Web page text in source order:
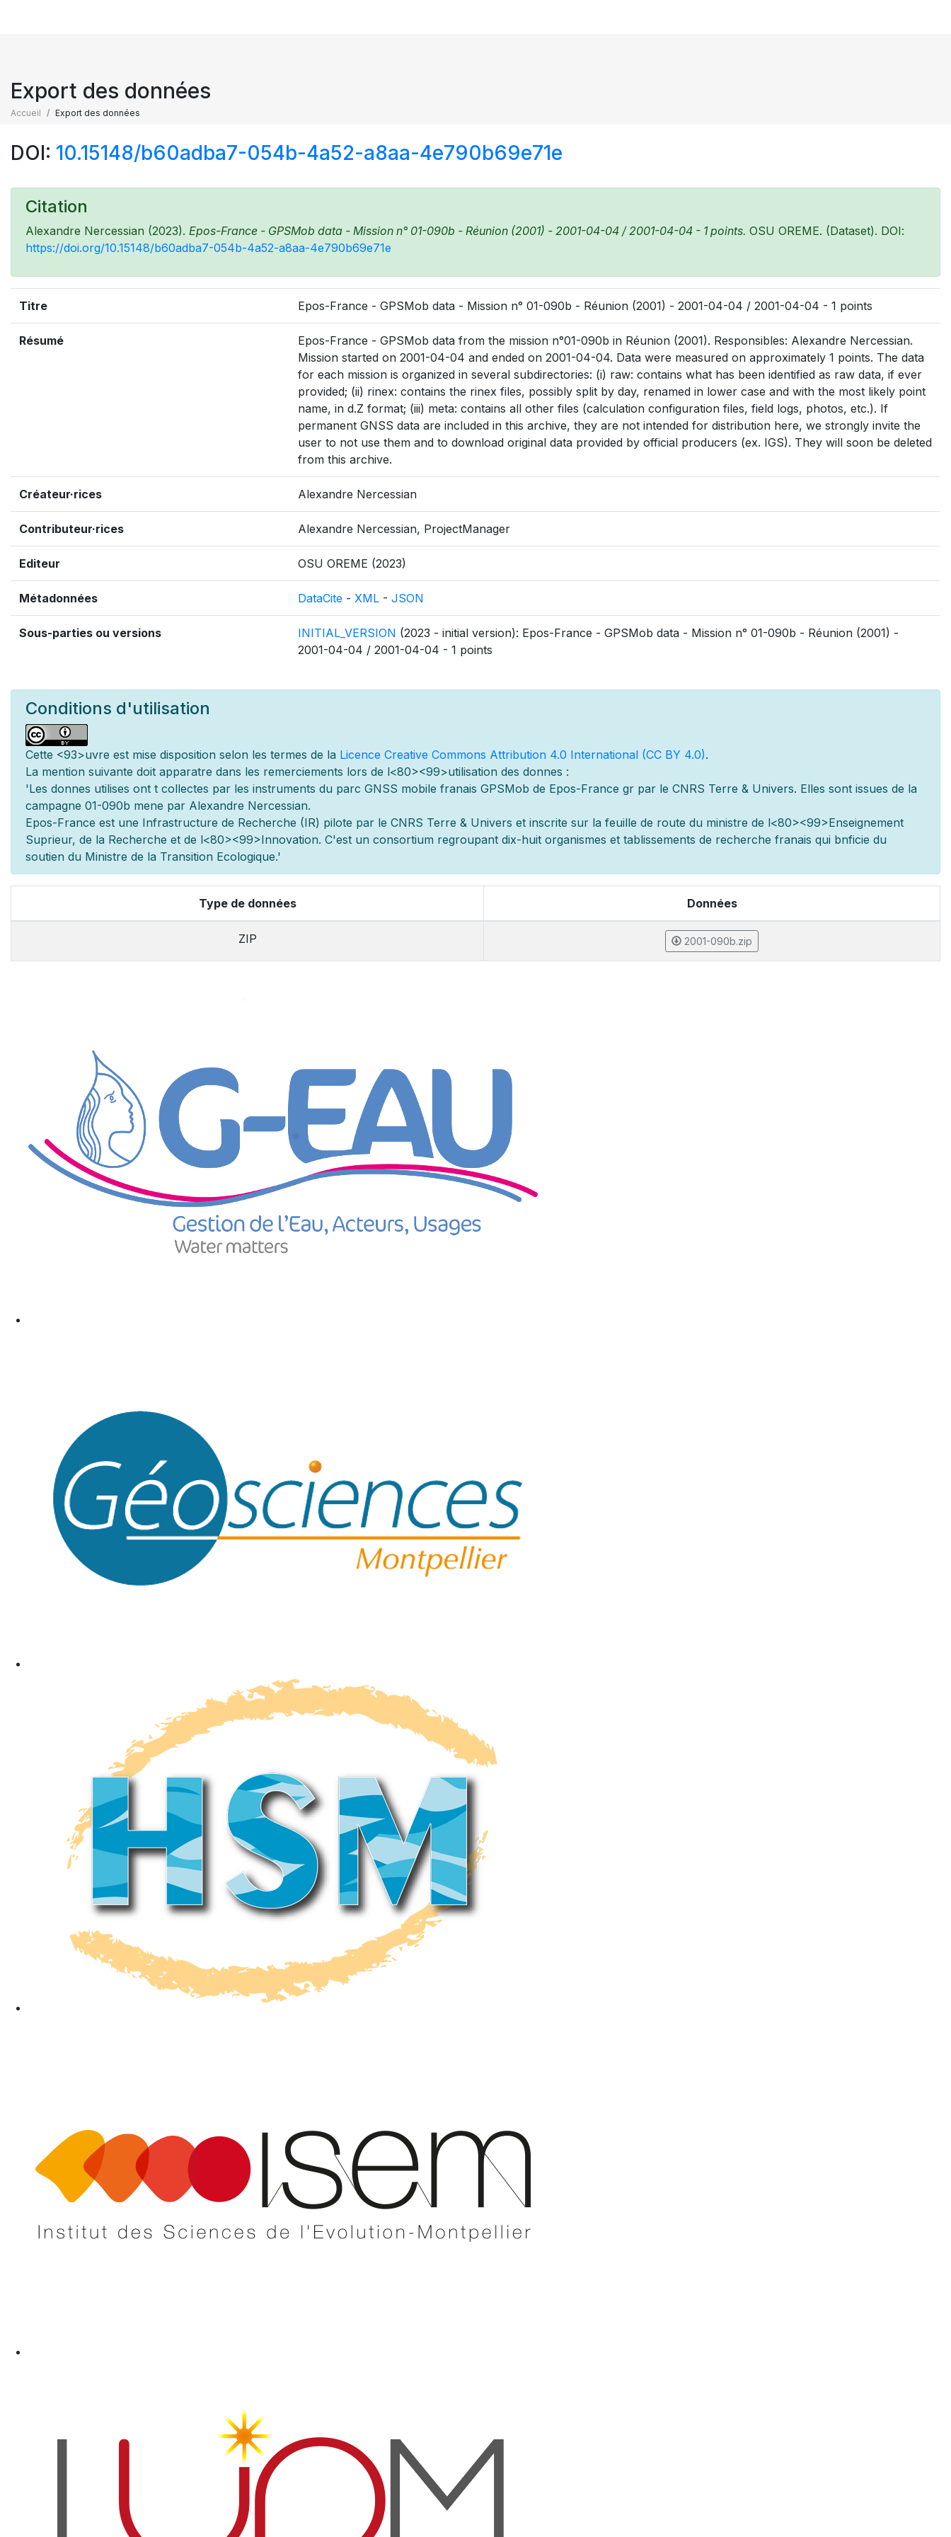
Export des données
Accueil Export des données
DOI: 10.15148/b60adba7-054b-4a52-a8aa-4e790b69e71e
Citation
Alexandre Nercessian (2023). Epos-France - GPSMob data - Mission n° 01-090b - Réunion (2001) - 2001-04-04 / 2001-04-04 - 1 points. OSU OREME. (Dataset). DOI:
https://doi.org/10.15148/b60adba7-054b-4a52-a8aa-4e790b69e71e
Titre Epos-France - GPSMob data - Mission n° 01-090b - Réunion (2001) - 2001-04-04 / 2001-04-04 - 1 points
Résumé
Epos-France - GPSMob data from the mission n°01-090b in Réunion (2001). Responsibles: Alexandre Nercessian.
Mission started on 2001-04-04 and ended on 2001-04-04. Data were measured on approximately 1 points. The data
for each mission is organized in several subdirectories: (i) raw: contains what has been identified as raw data, if ever
provided; (ii) rinex: contains the rinex files, possibly split by day, renamed in lower case and with the most likely point
name, in d.Z format; (iii) meta: contains all other files (calculation configuration files, field logs, photos, etc.). If
permanent GNSS data are included in this archive, they are not intended for distribution here, we strongly invite the
user to not use them and to download original data provided by official producers (ex. IGS). They will soon be deleted
from this archive.
Créateur·rices Alexandre Nercessian
Contributeur·rices Alexandre Nercessian, ProjectManager
Editeur OSU OREME (2023)
Métadonnées DataCite - XML - JSON
Sous-parties ou versions INITIAL_VERSION (2023 - initial version): Epos-France - GPSMob data - Mission n° 01-090b - Réunion (2001) -
2001-04-04 / 2001-04-04 - 1 points
Conditions d'utilisation
Cette <93>uvre est mise disposition selon les termes de la Licence Creative Commons Attribution 4.0 International (CC BY 4.0).
La mention suivante doit apparatre dans les remerciements lors de l<80><99>utilisation des donnes :
'Les donnes utilises ont t collectes par les instruments du parc GNSS mobile franais GPSMob de Epos-France gr par le CNRS Terre & Univers. Elles sont issues de la
campagne 01-090b mene par Alexandre Nercessian.
Epos-France est une Infrastructure de Recherche (IR) pilote par le CNRS Terre & Univers et inscrite sur la feuille de route du ministre de l<80><99>Enseignement
Suprieur, de la Recherche et de l<80><99>Innovation. C'est un consortium regroupant dix-huit organismes et tablissements de recherche franais qui bnficie du
soutien du Ministre de la Transition Ecologique.'
Type de données Données
ZIP 2001-090b.zip